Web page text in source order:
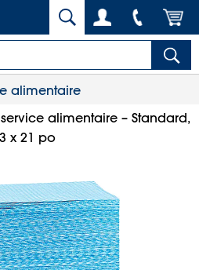
alimentaire
alimentaire – Standard,
x 21 po